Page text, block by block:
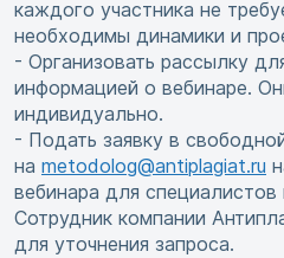
каждого участника не
необходимы динамики и
- Организовать рассылку
информацией о вебинаре.
индивидуально.
- Подать заявку в
на metodolog@antiplagiat.ru
вебинара для специалистов
Сотрудник компании
для уточнения запроса.